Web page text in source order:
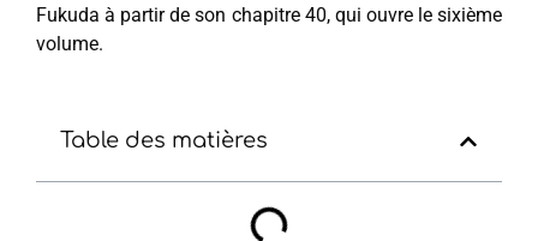
Fukuda à partir de son chapitre 40, qui ouvre le sixième
volume.
Table des matières